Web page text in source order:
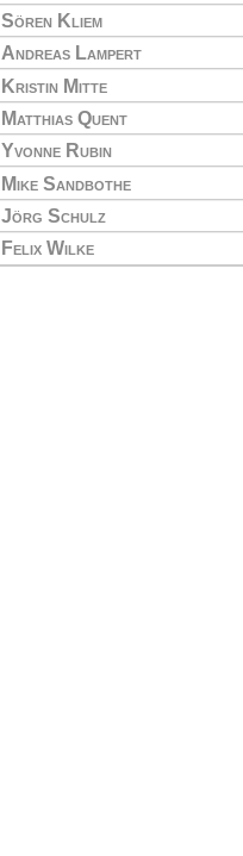
Sören Kliem
Andreas Lampert
Kristin Mitte
Matthias Quent
Yvonne Rubin
Mike Sandbothe
Jörg Schulz
Felix Wilke